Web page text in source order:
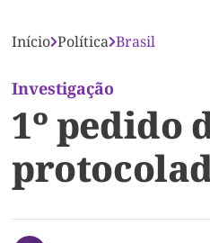
Início Política Brasil
Investigação
1º pedido